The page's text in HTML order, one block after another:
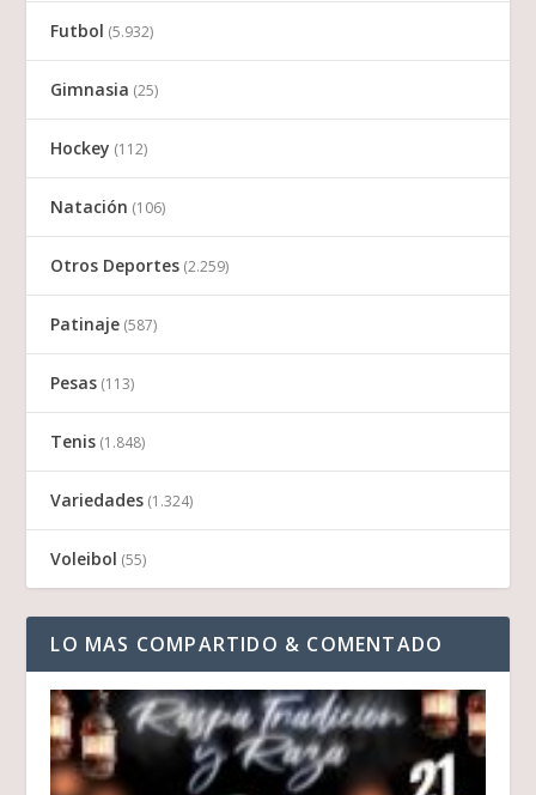
Futbol (5.932)
Gimnasia (25)
Hockey (112)
Natación (106)
Otros Deportes (2.259)
Patinaje (587)
Pesas (113)
Tenis (1.848)
Variedades (1.324)
Voleibol (55)
LO MAS COMPARTIDO & COMENTADO